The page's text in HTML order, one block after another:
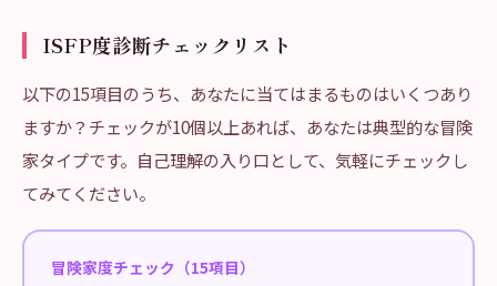
ISFP度診断チェックリスト
以下の15項目のうち、あなたに当てはまるものはいくつあり
ますか？チェックが10個以上あれば、あなたは典型的な冒険
家タイプです。自己理解の入り口として、気軽にチェックし
てみてください。
冒険家度チェック（15項目）